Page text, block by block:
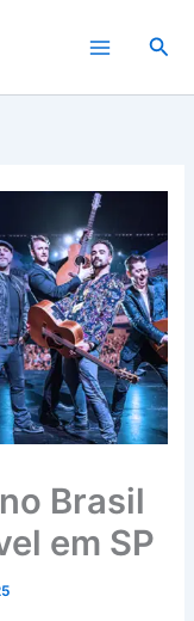
Brasil
em SP